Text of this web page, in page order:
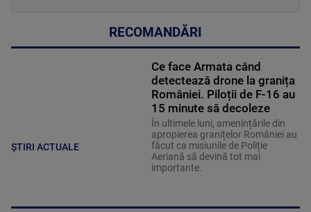
RECOMANDĂRI
ȘTIRI ACTUALE
Ce face Armata când
detectează drone la granița
României. Piloții de F-16 au
15 minute să decoleze
În ultimele luni, amenințările din
apropierea granițelor României au
făcut ca misiunile de Poliție
Aeriană să devină tot mai
importante.